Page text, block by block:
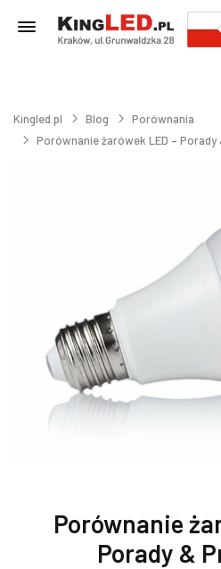
Kingled.pl Blog
Porównania
Porównanie żarówek LED –
Porównanie
Porady &